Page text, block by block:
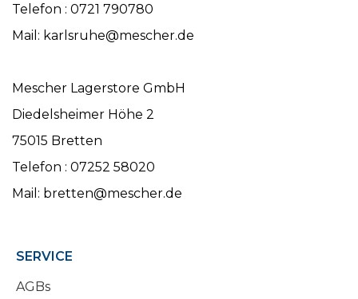
Telefon : 0721 790780
Mail: karlsruhe@mescher.de
Mescher Lagerstore GmbH
Diedelsheimer Höhe 2
75015 Bretten
Telefon : 07252 58020
Mail: bretten@mescher.de
SERVICE
AGBs